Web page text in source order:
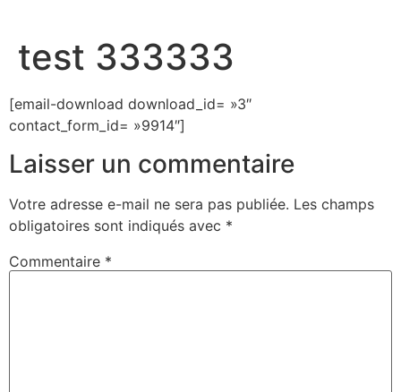
test 333333
[email-download download_id= »3″
contact_form_id= »9914″]
Laisser un commentaire
Votre adresse e-mail ne sera pas publiée. Les champs
obligatoires sont indiqués avec *
Commentaire *